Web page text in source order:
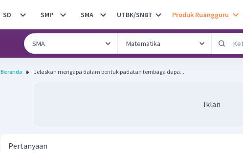
SD SMP SMA UTBK/SNBT Produk Ruangguru
Beranda Jelaskan mengapa dalam bentuk padatan tembaga dapa...
Iklan
Pertanyaan